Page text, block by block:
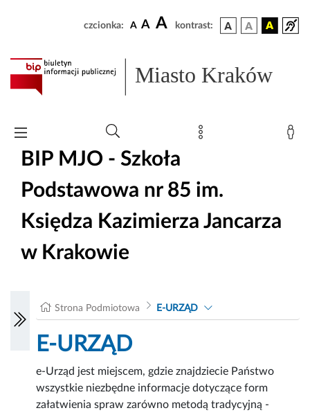
czcionka: A A A kontrast:
Miasto Kraków
BIP MJO - Szkoła
Podstawowa nr 85 im.
Księdza Kazimierza Jancarza
w Krakowie
Strona Podmiotowa E-URZĄD
E-URZĄD
e-Urząd jest miejscem, gdzie znajdziecie Państwo
wszystkie niezbędne informacje dotyczące form
załatwienia spraw zarówno metodą tradycyjną -